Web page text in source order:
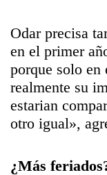
Odar precisa
en el primer
porque solo en
realmente su
estarian
otro igual»,
¿Más